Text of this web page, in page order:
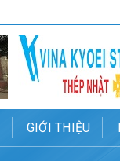
GIỚI THIỆU